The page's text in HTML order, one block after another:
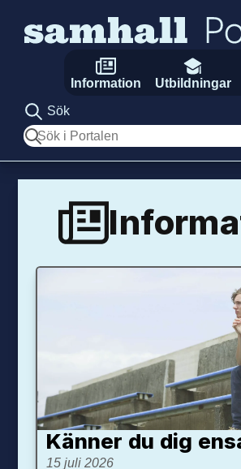
Information Utbildningar
Sök
Sök
Känner du dig
15 juli 2026